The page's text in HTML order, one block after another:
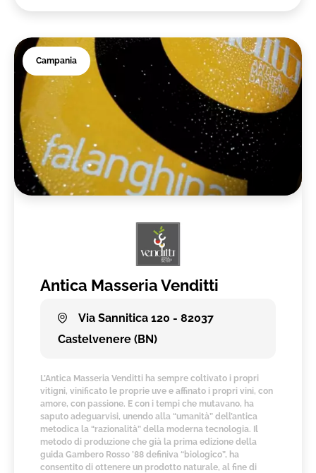
Campania
Antica Masseria Venditti
Via Sannitica 120 - 82037
Castelvenere (BN)
L’Antica Masseria Venditti ha sempre coltivato i propri
vitigni, vinificato le proprie uve e affinato i propri vini, con
amore, con passione. E con i tempi che mutavano, ha
saputo adeguarvisi, unendo alla “umanità” dell’antica
metodica la “razionalità” della moderna tecnologia. Il
metodo di produzione che già la prima edizione della
guida Gambero Rosso ’88 definiva “biologico”, ha
consentito di ottenere un prodotto naturale, al fine di